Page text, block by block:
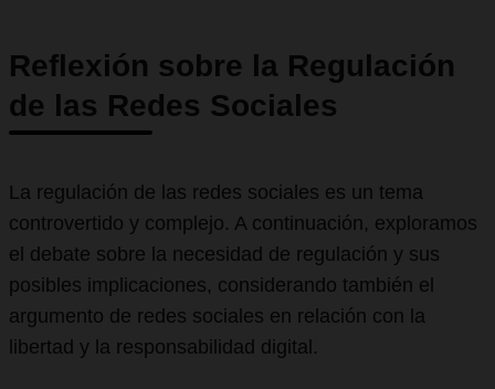
Reflexión sobre la Regulación
de las Redes Sociales
La regulación de las redes sociales es un tema
controvertido y complejo. A continuación, exploramos
el debate sobre la necesidad de regulación y sus
posibles implicaciones, considerando también el
argumento de redes sociales en relación con la
libertad y la responsabilidad digital.